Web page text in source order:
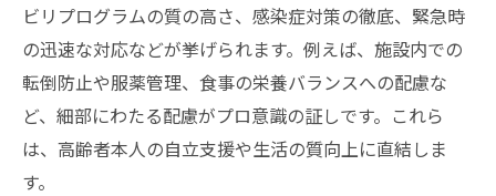
ビリプログラムの質の高さ、感染症対策の徹底、緊急時
の迅速な対応などが挙げられます。例えば、施設内での
転倒防止や服薬管理、食事の栄養バランスへの配慮な
ど、細部にわたる配慮がプロ意識の証しです。これら
は、高齢者本人の自立支援や生活の質向上に直結しま
す。